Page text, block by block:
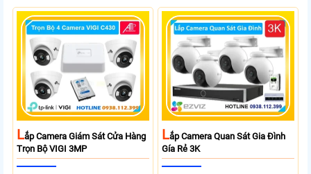
LẮp Camera Giám Sát Cửa Hàng
Trọn Bộ VIGI 3MP
LẮp Camera Quan Sát Gia Đình
Gía Rẻ 3K